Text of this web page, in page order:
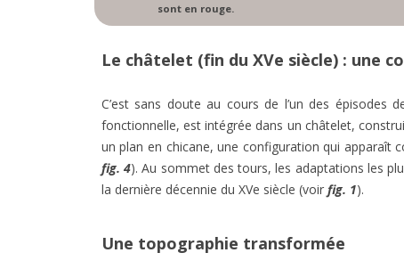
sont en rouge.
Le châtelet (fin du XVe siècle) : une
C’est sans doute au cours de l’un des
fonctionnelle, est intégrée dans un châtelet,
un plan en chicane, une configuration qui apparaît
fig. 4). Au sommet des tours, les adaptations les
la dernière décennie du XVe siècle (voir fig. 1).
Une topographie transformée